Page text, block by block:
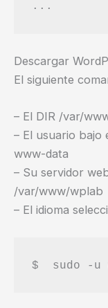
Descargar
El siguiente
– El DIR /var/
– El usuario bajo
www-data
– Su servidor
/var/www/wplab
– El idioma